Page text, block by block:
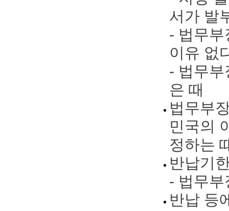
서가 발
- 법무
이유 없
- 법무
은 때
법무부
민국의
정하는
반납기
- 법무
반납 등